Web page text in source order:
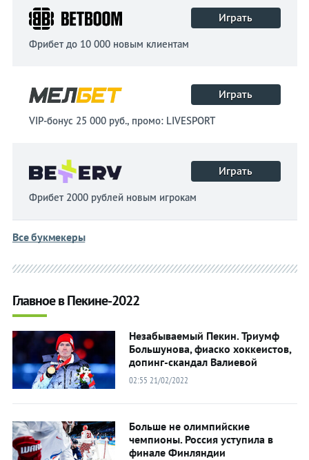
Играть
Фрибет до 10 000 новым клиентам
Играть
VIP-бонус 25 000 руб., промо: LIVESPORT
Играть
Фрибет 2000 рублей новым игрокам
Все букмекеры
Главное в Пекине-2022
Незабываемый Пекин. Триумф
Большунова, фиаско хоккеистов,
допинг-скандал Валиевой
02:55 21/02/2022
Больше не олимпийские
чемпионы. Россия уступила в
финале Финляндии